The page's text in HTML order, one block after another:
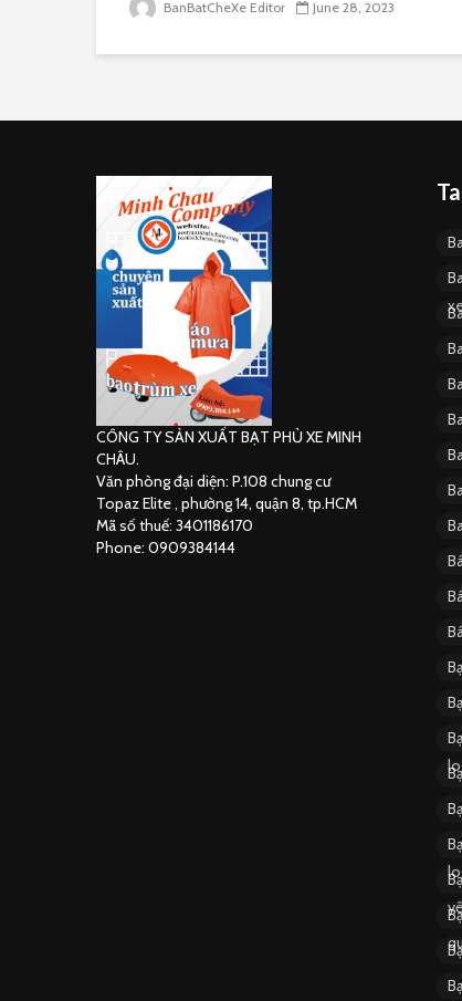
BanBatCheXe Editor June 28, 2023
CÔNG TY SẢN XUẤT BẠT PHỦ XE MINH
CHÂU.
Văn phòng đại diện: P.108 chung cư
Topaz Elite , phường 14, quận 8, tp.HCM
Mã số thuế: 3401186170
Phone: 0909384144